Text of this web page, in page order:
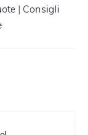
| Consigli